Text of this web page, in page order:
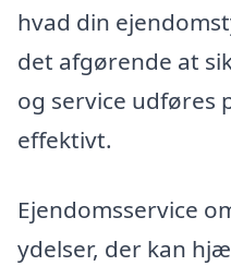
hvad din
det afgørende at
og service udføres
effektivt.
Ejendomsservice
ydelser, der kan